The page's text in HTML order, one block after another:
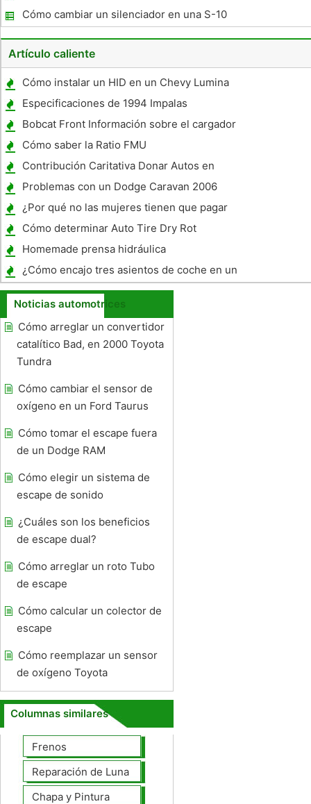
Cómo cambiar un silenciador en una S-10
Artículo caliente
Cómo instalar un HID en un Chevy Lumina
Especificaciones de 1994 Impalas
Bobcat Front Información sobre el cargador
Cómo saber la Ratio FMU
Contribución Caritativa Donar Autos en
Kirkland, Washington
Problemas con un Dodge Caravan 2006
¿Por qué no las mujeres tienen que pagar
tanto como varones para seguro de coche
Cómo determinar Auto Tire Dry Rot
Homemade prensa hidráulica
¿Cómo encajo tres asientos de coche en un
Toyota Camry 1997?
Noticias automotrices
Cómo arreglar un convertidor
catalítico Bad, en 2000 Toyota
Tundra
Cómo cambiar el sensor de
oxígeno en un Ford Taurus
Cómo tomar el escape fuera
de un Dodge RAM
Cómo elegir un sistema de
escape de sonido
¿Cuáles son los beneficios
de escape dual?
Cómo arreglar un roto Tubo
de escape
Cómo calcular un colector de
escape
Cómo reemplazar un sensor
de oxígeno Toyota
Columnas similares
Frenos
Reparación de Lunas
Chapa y Pintura